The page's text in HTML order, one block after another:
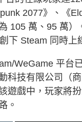
2077》、《
105 萬、95 萬
下 Steam 同時上
WeGame 平台
技有限公司（
遊戲中，玩家將
。